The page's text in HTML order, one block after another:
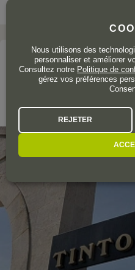
Le domaine
TINTO PESQUERA
Ribera del Duero
Nous utilisons des
personnaliser et améliorer
Consultez notre Politique de
gérez vos préférences
REJETER